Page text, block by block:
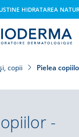
HIDRATAREA
copii Pielea
-